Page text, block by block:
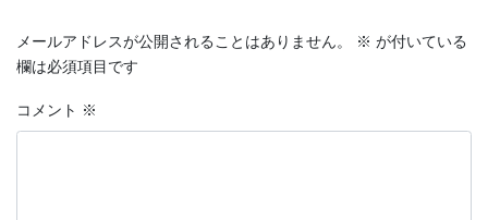
メールアドレスが公開されることはありません。 ※ が付いている
欄は必須項目です
コメント ※